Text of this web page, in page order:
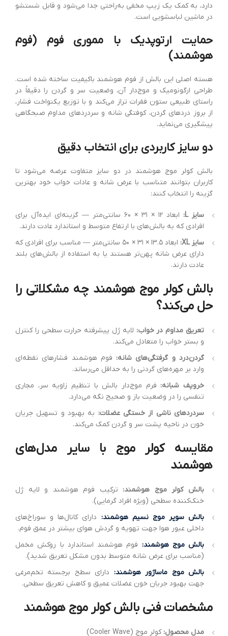
دارد، به کمک یک زیپ مخفی به‌راحتی جدا می‌شود و قابل شستشو
در ماشین لباسشویی است.
حمایت ارتوپدیک با مموری فوم (فوم
هوشمند)
هسته اصلی این بالش از فوم هوشمند باکیفیت ساخته شده است.
طراحی ارگونومیک و موج‌دار آن، وضعیت سر و گردن را دقیقاً در
راستای طبیعی ستون فقرات تراز می‌کند و با توزیع یکنواخت فشار،
از بروز دردهای گردن، کوفتگی شانه و سردردهای مداوم صبحگاهی
پیشگیری می‌نماید.
دو سایز کاربردی برای انتخاب دقیق
بالش کولر موج هوشمند در دو سایز متفاوت عرضه می‌شود تا
کاربران بتوانند متناسب با عرض شانه و عادات خواب خود بهترین
گزینه را انتخاب کنند:
سایز L:
ابعاد ۱۲ × ۳۱ × ۶۰ سانتی‌متر — گزینه‌ای ایده‌آل برای
افرادی که به بالش‌های با ارتفاع متوسط و استاندارد عادت دارند.
سایز XL:
ابعاد ۱۳.۵ × ۳۱ × ۵۰ سانتی‌متر — مناسب برای افرادی که
دارای عرض شانه پهن‌تر هستند یا به استفاده از بالش‌های بلند
عادت دارند.
بالش کولر موج هوشمند چه مشکلاتی را
حل می‌کند؟
تعریق مداوم در خواب: لایه ژل پیشرفته حرارت سطحی را کنترل
و بستر خواب را متعادل می‌کند.
گردن‌درد و گرفتگی‌های شانه: فوم هوشمند فشارهای نقطه‌ای
وارد بر مهره‌های گردنی را به حداقل می‌رساند.
خروپف شبانه: فرم موج‌دار بالش با تنظیم زاویه سر، مجاری
تنفسی را در وضعیت باز و صحیح نگه می‌دارد.
سردردهای ناشی از خستگی عضلات: به بهبود و تسهیل جریان
خون در ناحیه پشت سر و گردن کمک می‌کند.
مقایسه کولر موج با سایر مدل‌های
هوشمند
بالش کولر موج هوشمند: ترکیب فوم هوشمند و لایه ژل
خنک‌کننده سطحی (ویژه افراد گرمایی).
بالش سوپر موج نسیم هوشمند: دارای کانال‌ها و سوراخ‌های
داخلی عبور هوا جهت تهویه و گردش هوای بیشتر در عمق فوم.
بالش موج هوشمند: فوم هوشمند استاندارد با روکش مخمل
(مناسب برای عرض شانه متوسط بدون مشکل تعریق شدید).
بالش موج ماساژور هوشمند: دارای سطح برجسته تخم‌مرغی
جهت بهبود جریان خون عضلات عمیق و کاهش تعریق سطحی.
مشخصات فنی بالش کولر موج هوشمند
مدل محصول: کولر موج (Cooler Wave)